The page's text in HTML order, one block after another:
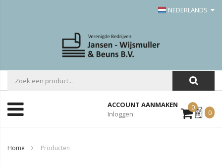
NEDERLANDS
ACCOUNT AANMAKEN
Inloggen
0Mijn
Offerte
0
Home Producten